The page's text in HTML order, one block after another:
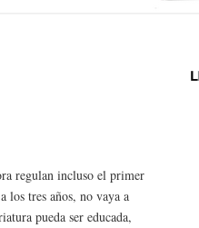
regulan incluso el primer
los tres años, no vaya a
pueda ser educada,